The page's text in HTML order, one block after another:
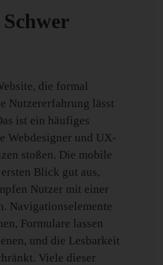
die formal
Nutzererfahrung lässt
ist ein häufiges
Webdesigner und UX-
stoßen. Die mobile
Blick gut aus,
Nutzer mit einer
Navigationselemente
Formulare lassen
und die Lesbarkeit
Viele dieser